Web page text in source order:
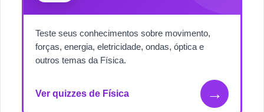
Teste seus conhecimentos sobre movimento,
forças, energia, eletricidade, ondas, óptica e
outros temas da Física.
Ver quizzes de Física →